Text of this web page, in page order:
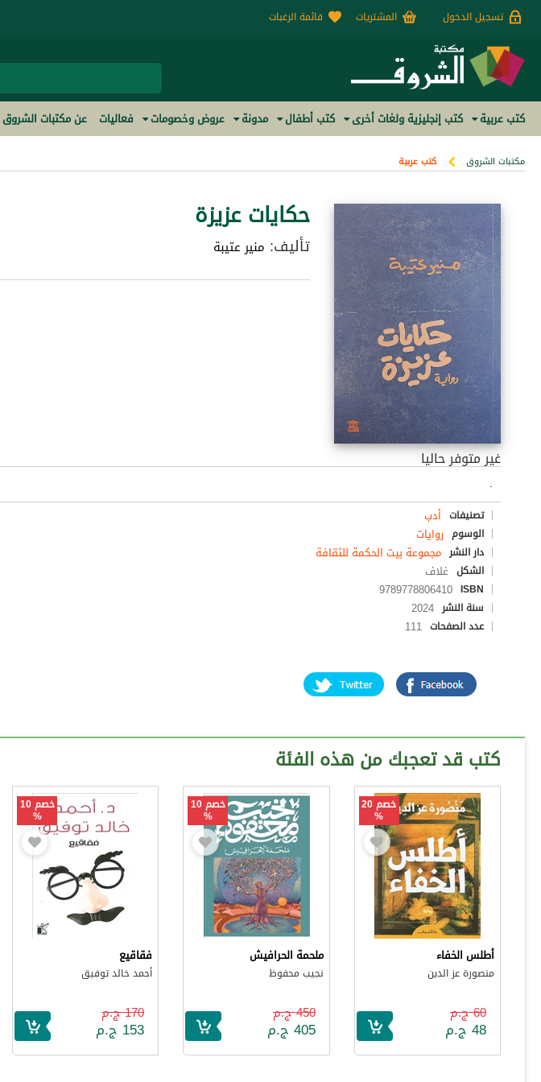
تسجيل الدخول المشتريات قائمة الرغبات
كتب عربية كتب إنجليزية ولغات أخرى كتب أطفال مدونة عروض وخصومات فعاليات عن مكتبات الشروق
مكتبات الشروق كتب عربية
حكايات عزيزة
تأليف: منير عتيبة
غير متوفر حاليا
.
تصنيفات أدب
الوسوم روايات
دار النشر مجموعة بيت الحكمة للثقافة
الشكل غلاف
ISBN
9789778806410
سنة النشر 2024
عدد الصفحات 111
كتب قد تعجبك من هذه الفئة
خصم 20
%
أطلس الخفاء
منصورة عز الدين
60 ج.م
48 ج.م
خصم 10
%
ملحمة الحرافيش
نجيب محفوظ
450 ج.م
405 ج.م
خصم 10
%
فقاقيع
أحمد خالد توفيق
170 ج.م
153 ج.م